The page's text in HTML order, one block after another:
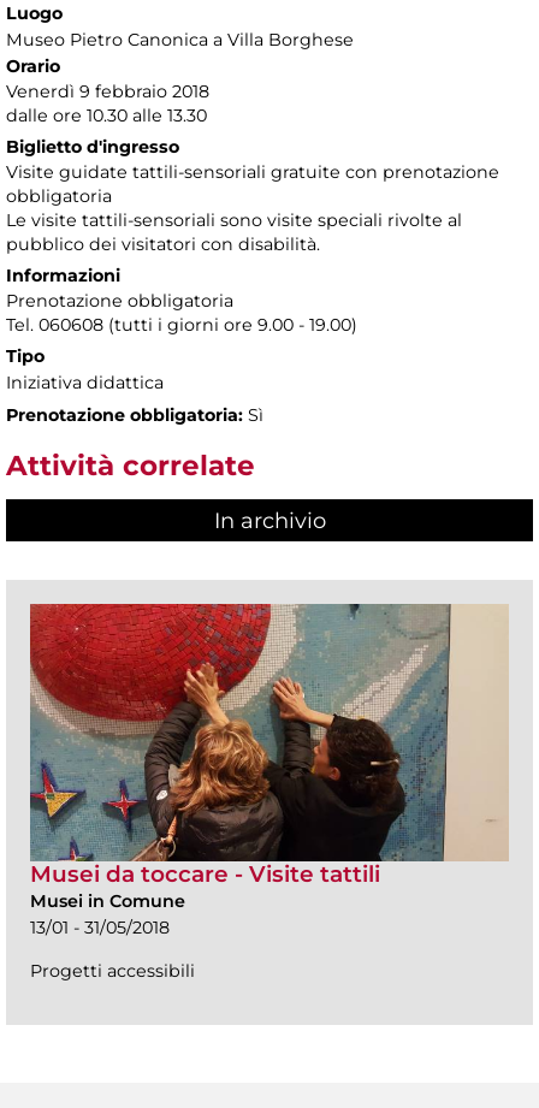
Luogo
Museo Pietro Canonica a Villa Borghese
Orario
Venerdì 9 febbraio 2018
dalle ore 10.30 alle 13.30
Biglietto d'ingresso
Visite guidate tattili-sensoriali gratuite con prenotazione
obbligatoria
Le visite tattili-sensoriali sono visite speciali rivolte al
pubblico dei visitatori con disabilità.
Informazioni
Prenotazione obbligatoria
Tel. 060608 (tutti i giorni ore 9.00 - 19.00)
Tipo
Iniziativa didattica
Prenotazione obbligatoria: Sì
Attività correlate
In archivio
Musei da toccare - Visite tattili
Musei in Comune
13/01 - 31/05/2018
Progetti accessibili